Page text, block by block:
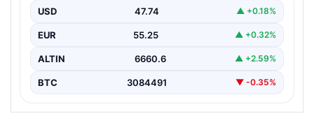
Sanal dünyasında bireylerin kaliteli bir biçimde bağlantı
olarak…
USD 47.74 ▲ +0.18%
EUR 55.25 ▲ +0.32%
ALTIN 6660.6 ▲ +2.59%
BTC 3084491 ▼ -0.35%